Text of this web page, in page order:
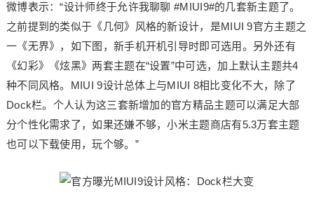
微博表示：“设计师终于允许我聊聊 #MIUI9#的几套新主题了。
之前提到的类似于《几何》风格的新设计，是MIUI 9官方主题之
一《无界》，如下图，新手机开机引导时即可选用。另外还有
《幻彩》《炫黑》两套主题在“设置”中可选，加上默认主题共4
种不同风格。MIUI 9设计总体上与MIUI 8相比变化不大，除了
Dock栏。个人认为这三套新增加的官方精品主题可以满足大部
分个性化需求了，如果还嫌不够，小米主题商店有5.3万套主题
也可以下载使用，玩个够。”